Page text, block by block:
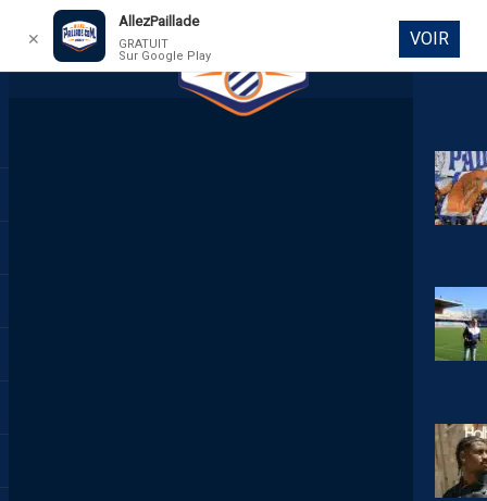
DIRECT
✕
AllezPaillade
GRATUIT
Sur Google Play
VOIR